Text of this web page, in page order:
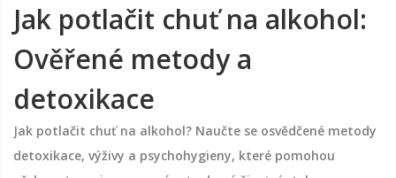
Jak potlačit chuť na alkohol:
Ověřené metody a
detoxikace
Jak potlačit chuť na alkohol? Naučte se osvědčené metody
detoxikace, výživy a psychohygieny, které pomohou